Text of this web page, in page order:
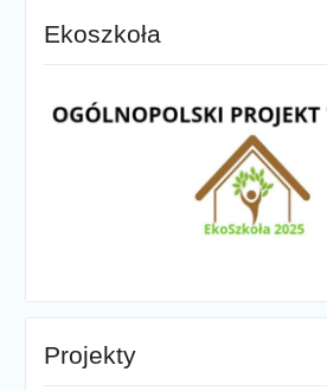
Ekoszkoła
Projekty